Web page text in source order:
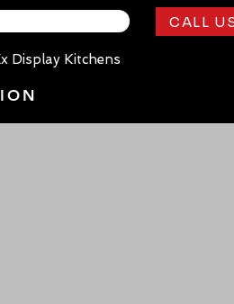
CALL
Display Kitchens